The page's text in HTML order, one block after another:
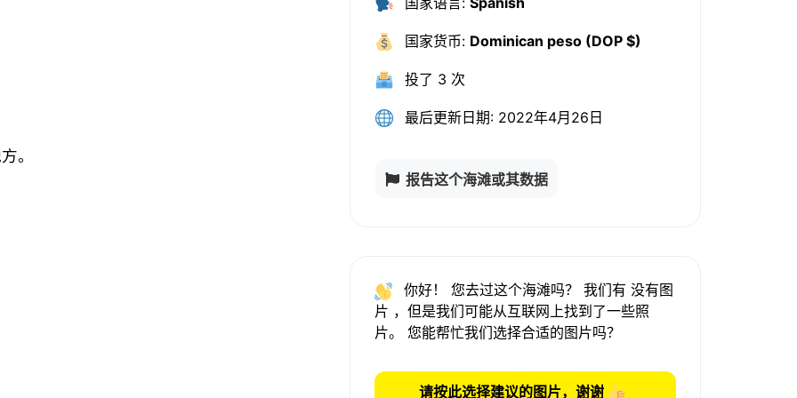
。
国家货币: Dominican peso (DOP $)
投了 3 次
最后更新日期: 2022年4月26日
报告这个海滩或其数据
你好！ 您去过这个海滩吗？ 我们有 没有图
片 ，但是我们可能从互联网上找到了一些照
片。
您能帮忙我们选择合适的图片吗？
请按此选择建议的图片，谢谢